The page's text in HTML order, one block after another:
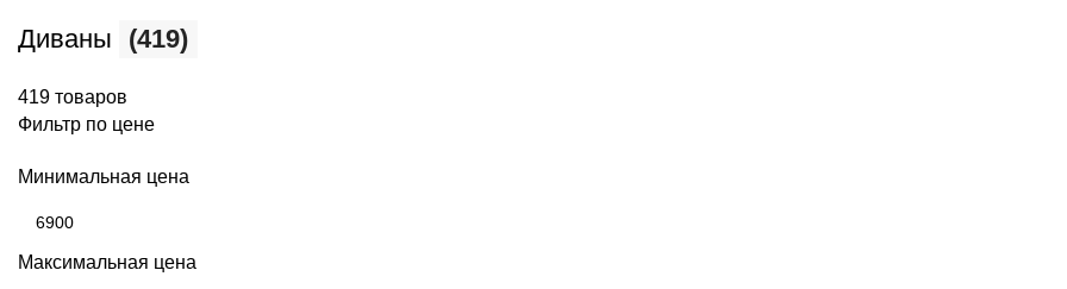
Диваны (419)
419 товаров
Фильтр по цене
Минимальная цена
Максимальная цена